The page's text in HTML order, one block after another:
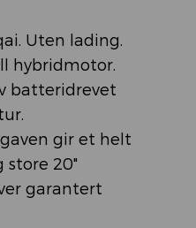
Uten lading.
hybridmotor.
batteridrevet
gir et helt
store 20"
garantert